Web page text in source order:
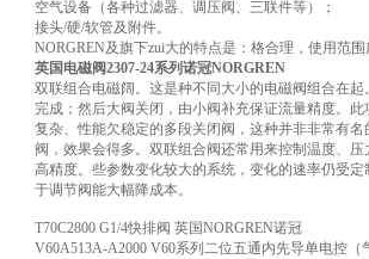
空气设备（各种过滤器、调压阀、三联件等）；
接头/硬/软管及附件。
NORGREN及旗下zui大的特点是：格合理，使用范围
英国电磁阀2307-24系列诺冠NORGREN
双联组合电磁阔。这是种不同大小的电磁阀组合在
完成；然后大阀关闭，由小阀补充保证流量精度。
复杂、性能欠稳定的多段关闭阀，这种并非非常有
阀，效果会得多。双联组合阀还常用来控制温度、
高精度。些参数变化较大的系统，变化的速率仍受
于调节阀能大幅降成本。
T70C2800 G1/4快排阀 英国NORGREN诺冠
V60A513A-A2000 V60系列二位五通内先导单电控